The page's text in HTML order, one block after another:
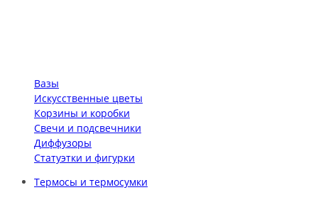
Вазы
Искусственные цветы
Корзины и коробки
Свечи и подсвечники
Диффузоры
Статуэтки и фигурки
Термосы и термосумки